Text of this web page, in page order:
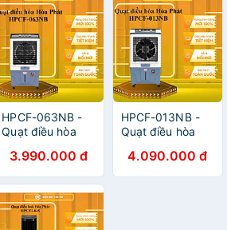
HPCF-063NB -
Quạt điều hòa
063NB - HÀNG
CHÍNH HÃNG -
GIAO HCM
3.990.000 đ
HPCF-013NB -
Quạt điều hòa
013NB - HÀNG
CHÍNH HÃNG -
4.090.000 đ